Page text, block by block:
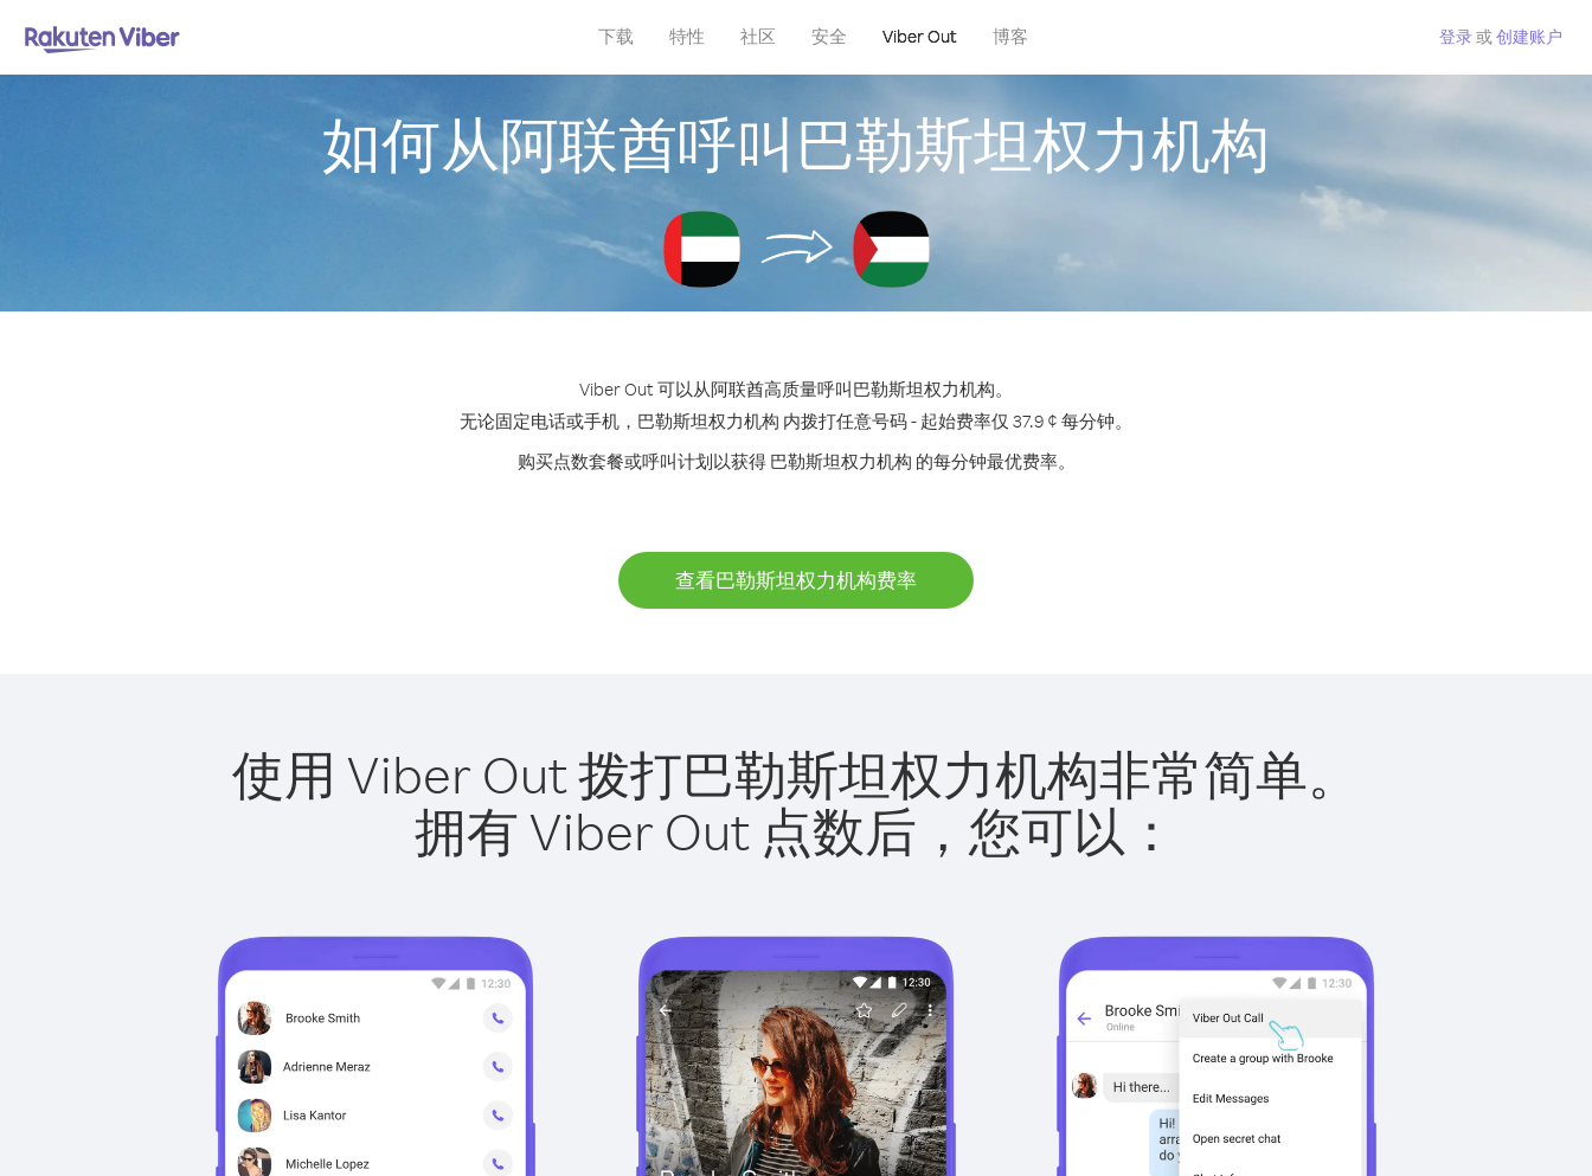
下载 特性 社区 安全 Viber Out 博客 登录或创建账户
如何从阿联酋呼叫巴勒斯坦权力机构
Viber Out 可以从阿联酋高质量呼叫巴勒斯坦权力机构。
无论固定电话或手机，巴勒斯坦权力机构 内拨打任意号码 - 起始费率仅 37.9 ¢ 每分钟。
购买点数套餐或呼叫计划以获得 巴勒斯坦权力机构 的每分钟最优费率。
查看巴勒斯坦权力机构费率
使用 Viber Out 拨打巴勒斯坦权力机构非常简单。
拥有 Viber Out 点数后，您可以：